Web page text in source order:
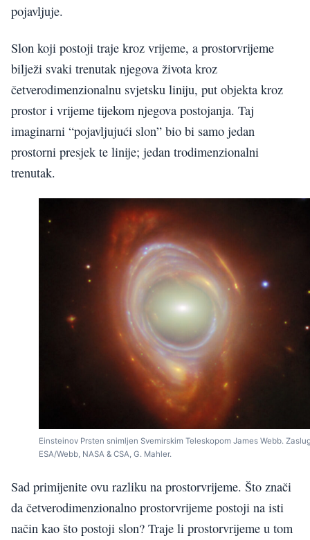
pojavljuje.
Slon koji postoji traje kroz vrijeme, a prostorvrijeme
bilježi svaki trenutak njegova života kroz
četverodimenzionalnu svjetsku liniju, put objekta kroz
prostor i vrijeme tijekom njegova postojanja. Taj
imaginarni “pojavljujući slon” bio bi samo jedan
prostorni presjek te linije; jedan trodimenzionalni
trenutak.
Einsteinov Prsten snimljen Svemirskim Teleskopom James Webb.
ESA/Webb, NASA & CSA, G. Mahler.
Sad primijenite ovu razliku na prostorvrijeme. Što znači
da četverodimenzionalno prostorvrijeme postoji na isti
način kao što postoji slon? Traje li prostorvrijeme u tom